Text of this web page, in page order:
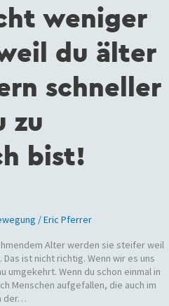
weniger
du älter
schneller
zu
bist!
/Eric Pferrer
Alter werden sie steifer weil
ist nicht richtig. Wenn wir es uns
umgekehrt. Wenn du schon einmal in
Menschen aufgefallen, die auch im
der…